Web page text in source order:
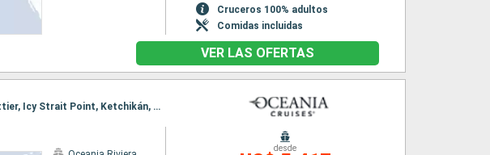
Cruceros 100% adultos
Comidas incluidas
VER LAS OFERTAS
Itinerario : Tokyo, hittachinaka, Miyako, aomori, Hakodate, Whittier, Icy Strait Point, Ketchikán, Vancouver
desde